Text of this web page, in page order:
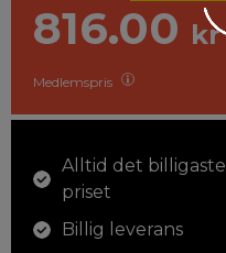
816.00 kr
Medlemspris
Alltid det billigaste
priset
Billig leverans